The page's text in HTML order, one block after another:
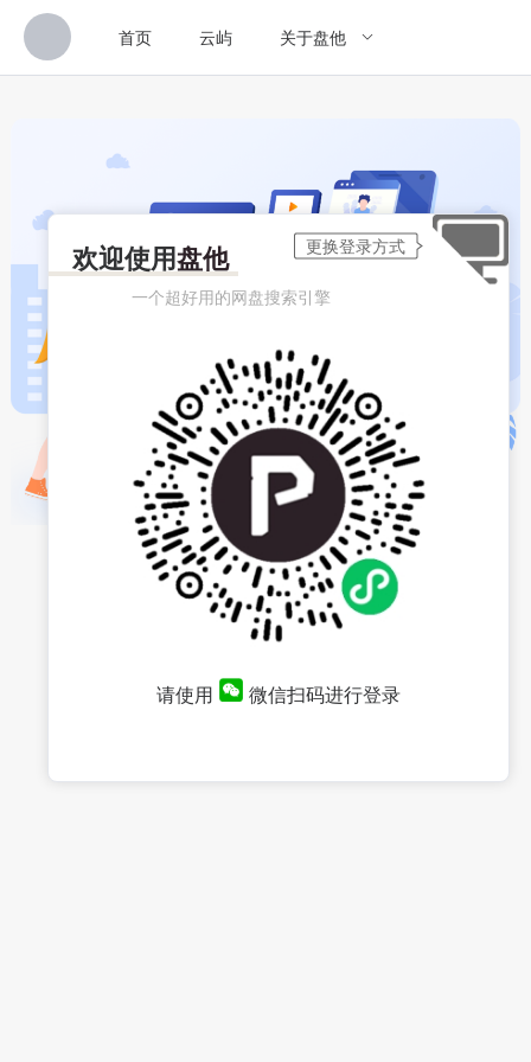
首页 云屿 关于盘他
欢迎使用盘他
一个超好用的网盘搜索引擎
请使用 微信扫码进行登录